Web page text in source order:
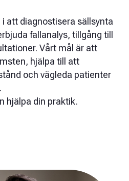
att diagnostisera sällsynta
fallanalys, tillgång till
Vårt mål är att
hjälpa till att
och vägleda patienter
hjälpa din praktik.